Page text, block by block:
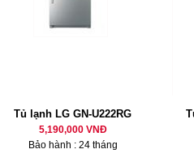
Tủ lạnh LG GN-U222RG
5,190,000 VNĐ
Bảo hành : 24 tháng